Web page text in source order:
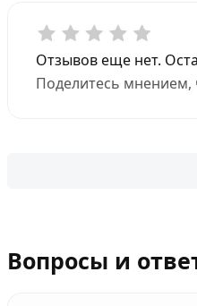
Отзывов еще нет.
Поделитесь
Вопросы и